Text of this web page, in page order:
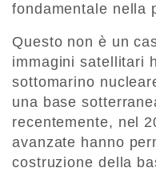
fondamentale nella
Questo non è un
immagini satellitari
sottomarino
una base
recentemente, nel
avanzate hanno
costruzione della